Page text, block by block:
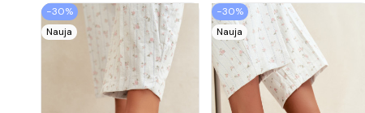
−30%
Nauja
−30%
Nauja